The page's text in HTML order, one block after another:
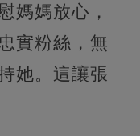
媽媽放心，
實粉絲，無
她。這讓張